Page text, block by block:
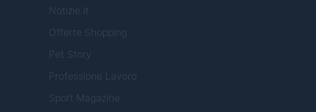
Notizie.it
Offerte Shopping
Pet Story
Professione Lavoro
Sport Magazine